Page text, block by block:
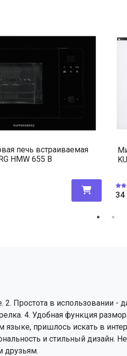
печь встраиваемая
HMW 655 B
34
Простота в использовании -
4. Удобная функция
языке, пришлось искать в
и стильный дизайн.
друзьям.